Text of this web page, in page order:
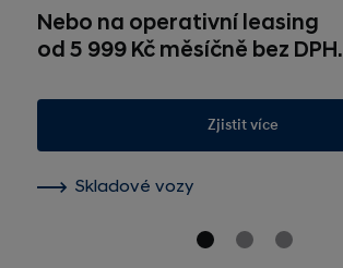
Nebo na operativní leasing
od 5 999 Kč měsíčně bez DPH.
Zjistit více
Skladové vozy